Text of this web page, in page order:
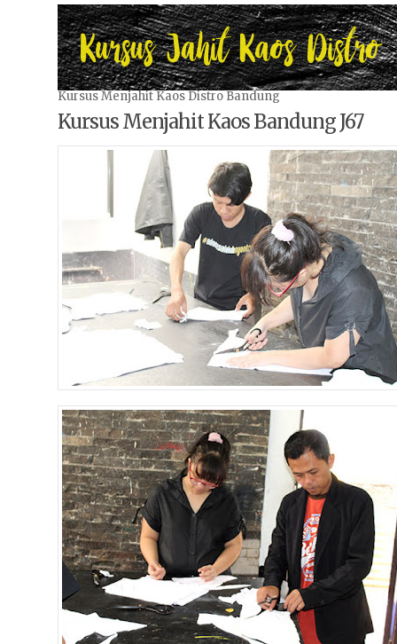
Kursus Menjahit Kaos Distro Bandung
Kursus Menjahit Kaos Bandung J67